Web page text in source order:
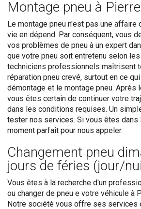
Montage pneu à
Le montage pneu n'est pas une affaire
vie en dépend. Par conséquent, vous
vos problèmes de pneu à un expert
que votre pneu soit entretenu selon
techniciens professionnels maîtrisent
réparation pneu crevé, surtout en ce
démontage et le montage pneu. Après
vous êtes certain de continuer votre
dans les conditions requises. Un
tester nos services. Si vous êtes dans
moment parfait pour nous appeler.
Changement pneu
jours de féries (jour/
Vous êtes à la recherche d'un
ou changer de pneu e votre véhicule à
Notre société vous offre ses services